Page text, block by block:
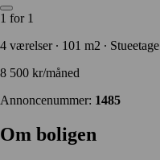
1 for 1
4 værelser ∙ 101 m2 ∙ Stueetage
8 500 kr/måned
Annoncenummer: 1485
Om boligen